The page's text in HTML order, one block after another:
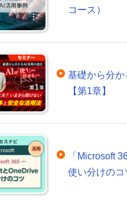
コース）
基礎から分
【第1章】
「Microsoft
使い分けのコ